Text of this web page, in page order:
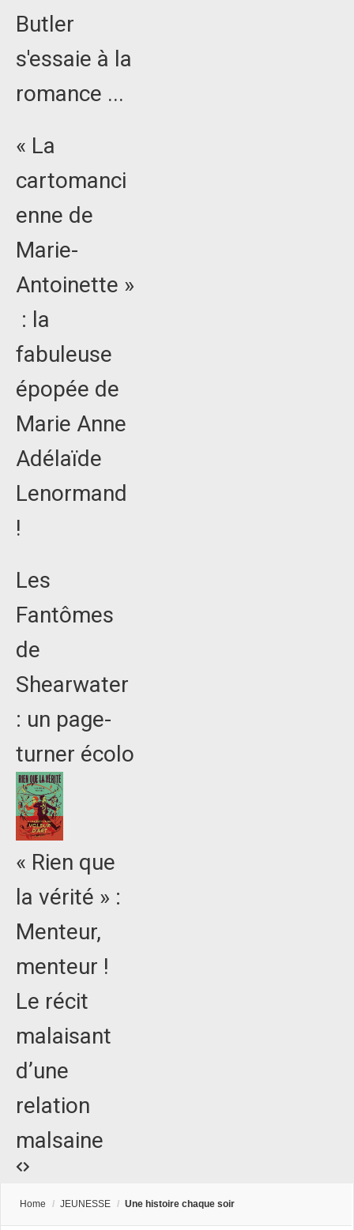
Butler
s'essaie à la
romance ...
« La
cartomanci
enne de
Marie-
Antoinette »
: la
fabuleuse
épopée de
Marie Anne
Adélaïde
Lenormand
!
Les
Fantômes
de
Shearwater
: un page-
turner écolo
« Rien que
la vérité » :
Menteur,
menteur !
Le récit
malaisant
d’une
relation
malsaine
Home / JEUNESSE / Une histoire chaque soir